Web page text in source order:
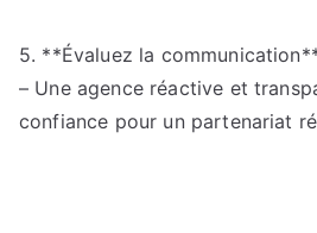
5. **Évaluez la
– Une agence réactive et
confiance pour un partenariat